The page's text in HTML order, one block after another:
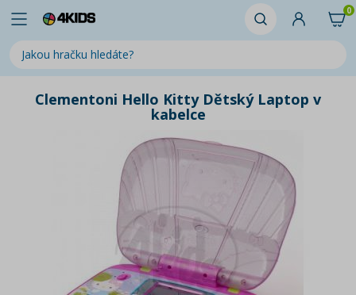
0
Clementoni Hello Kitty Dětský Laptop v
kabelce